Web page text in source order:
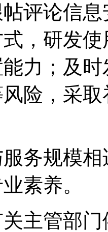
帖评论信
，研发
力；及
险，采
服务规模
素养。
关主管部